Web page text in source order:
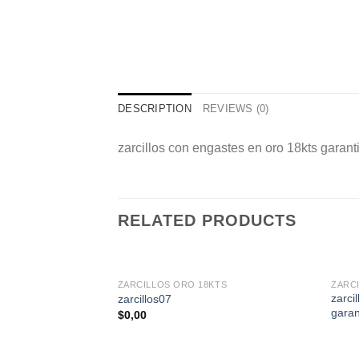
DESCRIPTION REVIEWS (0)
zarcillos con engastes en oro 18kts
RELATED PRODUCTS
ZARCILLOS ORO 18KTS
zarcillos07
$0,00